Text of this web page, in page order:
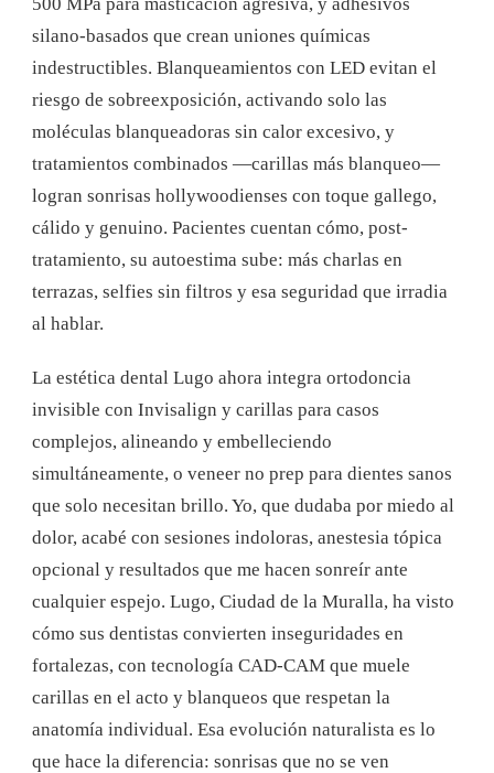
silano-basados que crean uniones químicas
indestructibles. Blanqueamientos con LED evitan el
riesgo de sobreexposición, activando solo las
moléculas blanqueadoras sin calor excesivo, y
tratamientos combinados —carillas más blanqueo—
logran sonrisas hollywoodienses con toque gallego,
cálido y genuino. Pacientes cuentan cómo, post-
tratamiento, su autoestima sube: más charlas en
terrazas, selfies sin filtros y esa seguridad que irradia
al hablar.
La estética dental Lugo ahora integra ortodoncia
invisible con Invisalign y carillas para casos
complejos, alineando y embelleciendo
simultáneamente, o veneer no prep para dientes sanos
que solo necesitan brillo. Yo, que dudaba por miedo al
dolor, acabé con sesiones indoloras, anestesia tópica
opcional y resultados que me hacen sonreír ante
cualquier espejo. Lugo, Ciudad de la Muralla, ha visto
cómo sus dentistas convierten inseguridades en
fortalezas, con tecnología CAD-CAM que muele
carillas en el acto y blanqueos que respetan la
anatomía individual. Esa evolución naturalista es lo
que hace la diferencia: sonrisas que no se ven